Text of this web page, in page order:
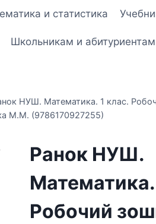
и статистика
Школьникам и абитуриентам
НУШ. Математика. 1 клас.
М.М. (9786170927255)
Ранок НУШ.
Математика.
Робочий